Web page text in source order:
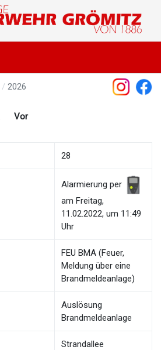
2026
Vor
28
Alarmierung per
am Freitag,
11.02.2022, um 11:49
Uhr
FEU BMA (Feuer,
Meldung über eine
Brandmeldeanlage)
Auslösung
Brandmeldeanlage
Strandallee